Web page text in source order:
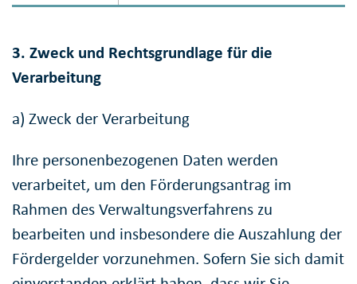
3. Zweck und Rechtsgrundlage für die
Verarbeitung
a) Zweck der Verarbeitung
Ihre personenbezogenen Daten werden
verarbeitet, um den Förderungsantrag im
Rahmen des Verwaltungsverfahrens zu
bearbeiten und insbesondere die Auszahlung der
Fördergelder vorzunehmen. Sofern Sie sich damit